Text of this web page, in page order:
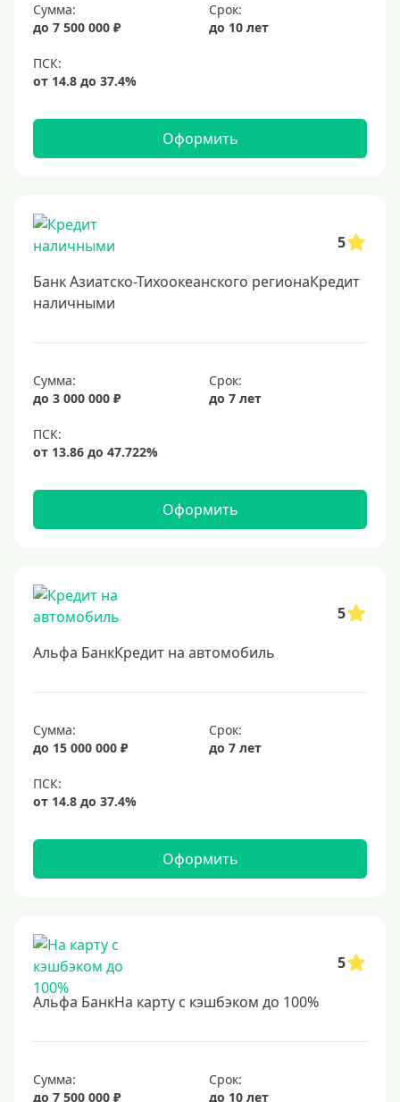
Сумма:
до 7 500 000 ₽
Срок:
до 10 лет
Оформить
5
Банк Азиатско-Тихоокеанского регионаКредит
наличными
Сумма:
до 3 000 000 ₽
Срок:
до 7 лет
Оформить
5
Альфа БанкКредит на автомобиль
Сумма:
до 15 000 000 ₽
Срок:
до 7 лет
Оформить
5
Альфа БанкНа карту с кэшбэком до 100%
Сумма:
до 7 500 000 ₽
Срок:
до 10 лет